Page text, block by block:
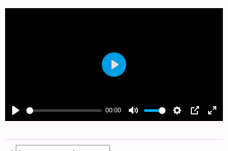
Play
00:00
Mute Settings
PIP
Play